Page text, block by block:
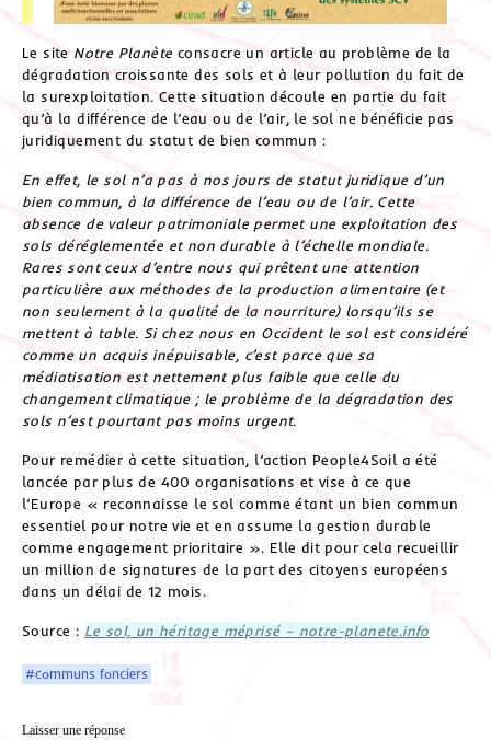
Le site Notre Planète consacre un article au problème de la
dégradation croissante des sols et à leur pollution du fait de
la surexploitation. Cette situation découle en partie du fait
qu’à la différence de l’eau ou de l’air, le sol ne bénéficie pas
juridiquement du statut de bien commun :
En effet, le sol n’a pas à nos jours de statut juridique d’un
bien commun, à la différence de l’eau ou de l’air. Cette
absence de valeur patrimoniale permet une exploitation des
sols déréglementée et non durable à l’échelle mondiale.
Rares sont ceux d’entre nous qui prêtent une attention
particulière aux méthodes de la production alimentaire (et
non seulement à la qualité de la nourriture) lorsqu’ils se
mettent à table. Si chez nous en Occident le sol est considéré
comme un acquis inépuisable, c’est parce que sa
médiatisation est nettement plus faible que celle du
changement climatique ; le problème de la dégradation des
sols n’est pourtant pas moins urgent.
Pour remédier à cette situation, l’action People4Soil a été
lancée par plus de 400 organisations et vise à ce que
l’Europe « reconnaisse le sol comme étant un bien commun
essentiel pour notre vie et en assume la gestion durable
comme engagement prioritaire ». Elle dit pour cela recueillir
un million de signatures de la part des citoyens européens
dans un délai de 12 mois.
Source : Le sol, un héritage méprisé – notre-planete.info
#communs fonciers
Laisser une réponse